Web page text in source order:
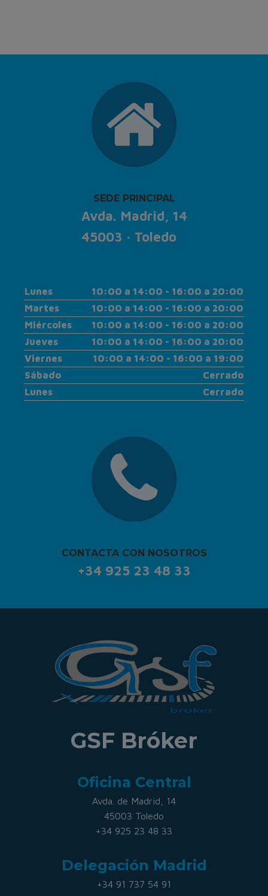
SEDE PRINCIPAL
Avda. Madrid, 14
45003 · Toledo
Lunes
10:00 a 14:00 - 16:00 a 20:00
Martes
10:00 a 14:00 - 16:00 a 20:00
Miércoles
10:00 a 14:00 - 16:00 a 20:00
Jueves
10:00 a 14:00 - 16:00 a 20:00
Viernes
10:00 a 14:00 - 16:00 a 19:00
Sábado
Cerrado
Lunes
Cerrado
CONTACTA CON NOSOTROS
+34 925 23 48 33
GSF Bróker
Oficina Central
Avda. de Madrid, 14
45003 Toledo
+34 925 23 48 33
Delegación Madrid
+34 91 737 54 91